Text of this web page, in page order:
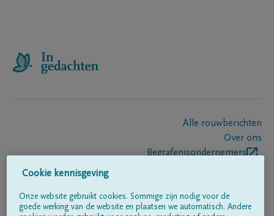
Alle rouwberichten
Over ons
Begrafenisondernemers
Volg ons op
Cookie kennisgeving
Onze website gebruikt cookies. Sommige zijn nodig voor de
goede werking van de website en plaatsen we automatisch. Andere